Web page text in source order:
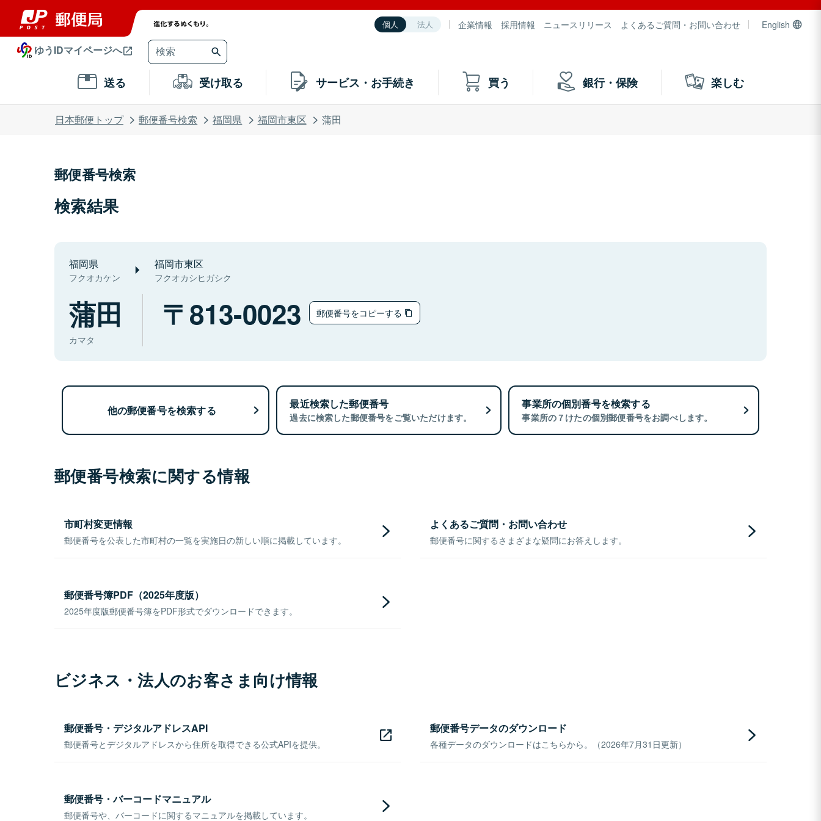
個人 法人 企業情報 採用情報 ニュースリリース よくあるご質問・お問い合わせ English
ゆうIDマイページへ
送る 受け取る サービス・お手続き 買う 銀行・保険 楽しむ
日本郵便トップ 郵便番号検索 福岡県 福岡市東区 蒲田
郵便番号検索
検索結果
福岡県
フクオカケン
福岡市東区
フクオカシヒガシク
蒲田
カマタ
813-0023 郵便番号をコピーする
他の郵便番号を検索する 最近検索した郵便番号
過去に検索した郵便番号をご覧いただけます。
事業所の個別番号を検索する
事業所の７けたの個別郵便番号をお調べします。
郵便番号検索に関する情報
市町村変更情報
郵便番号を公表した市町村の一覧を実施日の新しい順に掲載しています。
よくあるご質問・お問い合わせ
郵便番号に関するさまざまな疑問にお答えします。
郵便番号簿PDF（2025年度版）
2025年度版郵便番号簿をPDF形式でダウンロードできます。
ビジネス・法人のお客さま向け情報
郵便番号・デジタルアドレスAPI
郵便番号とデジタルアドレスから住所を取得できる公式APIを提供。
郵便番号データのダウンロード
各種データのダウンロードはこちらから。（2026年7月31日更新）
郵便番号・バーコードマニュアル
郵便番号や、バーコードに関するマニュアルを掲載しています。